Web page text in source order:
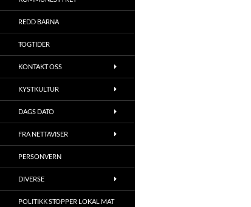
REDD BARNA
TOGTIDER
KONTAKT OSS
KYSTKULTUR
DAGS DATO
FRA NETTAVISER
PERSONVERN
DIVERSE
POLITIKK STOPPER LOKAL MAT